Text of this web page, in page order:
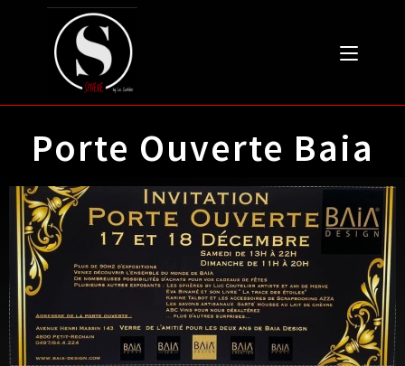
Porte Ouverte Baia